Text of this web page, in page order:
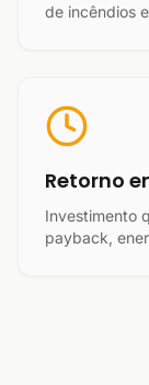
de incêndios
Retorno
Investimento
payback,